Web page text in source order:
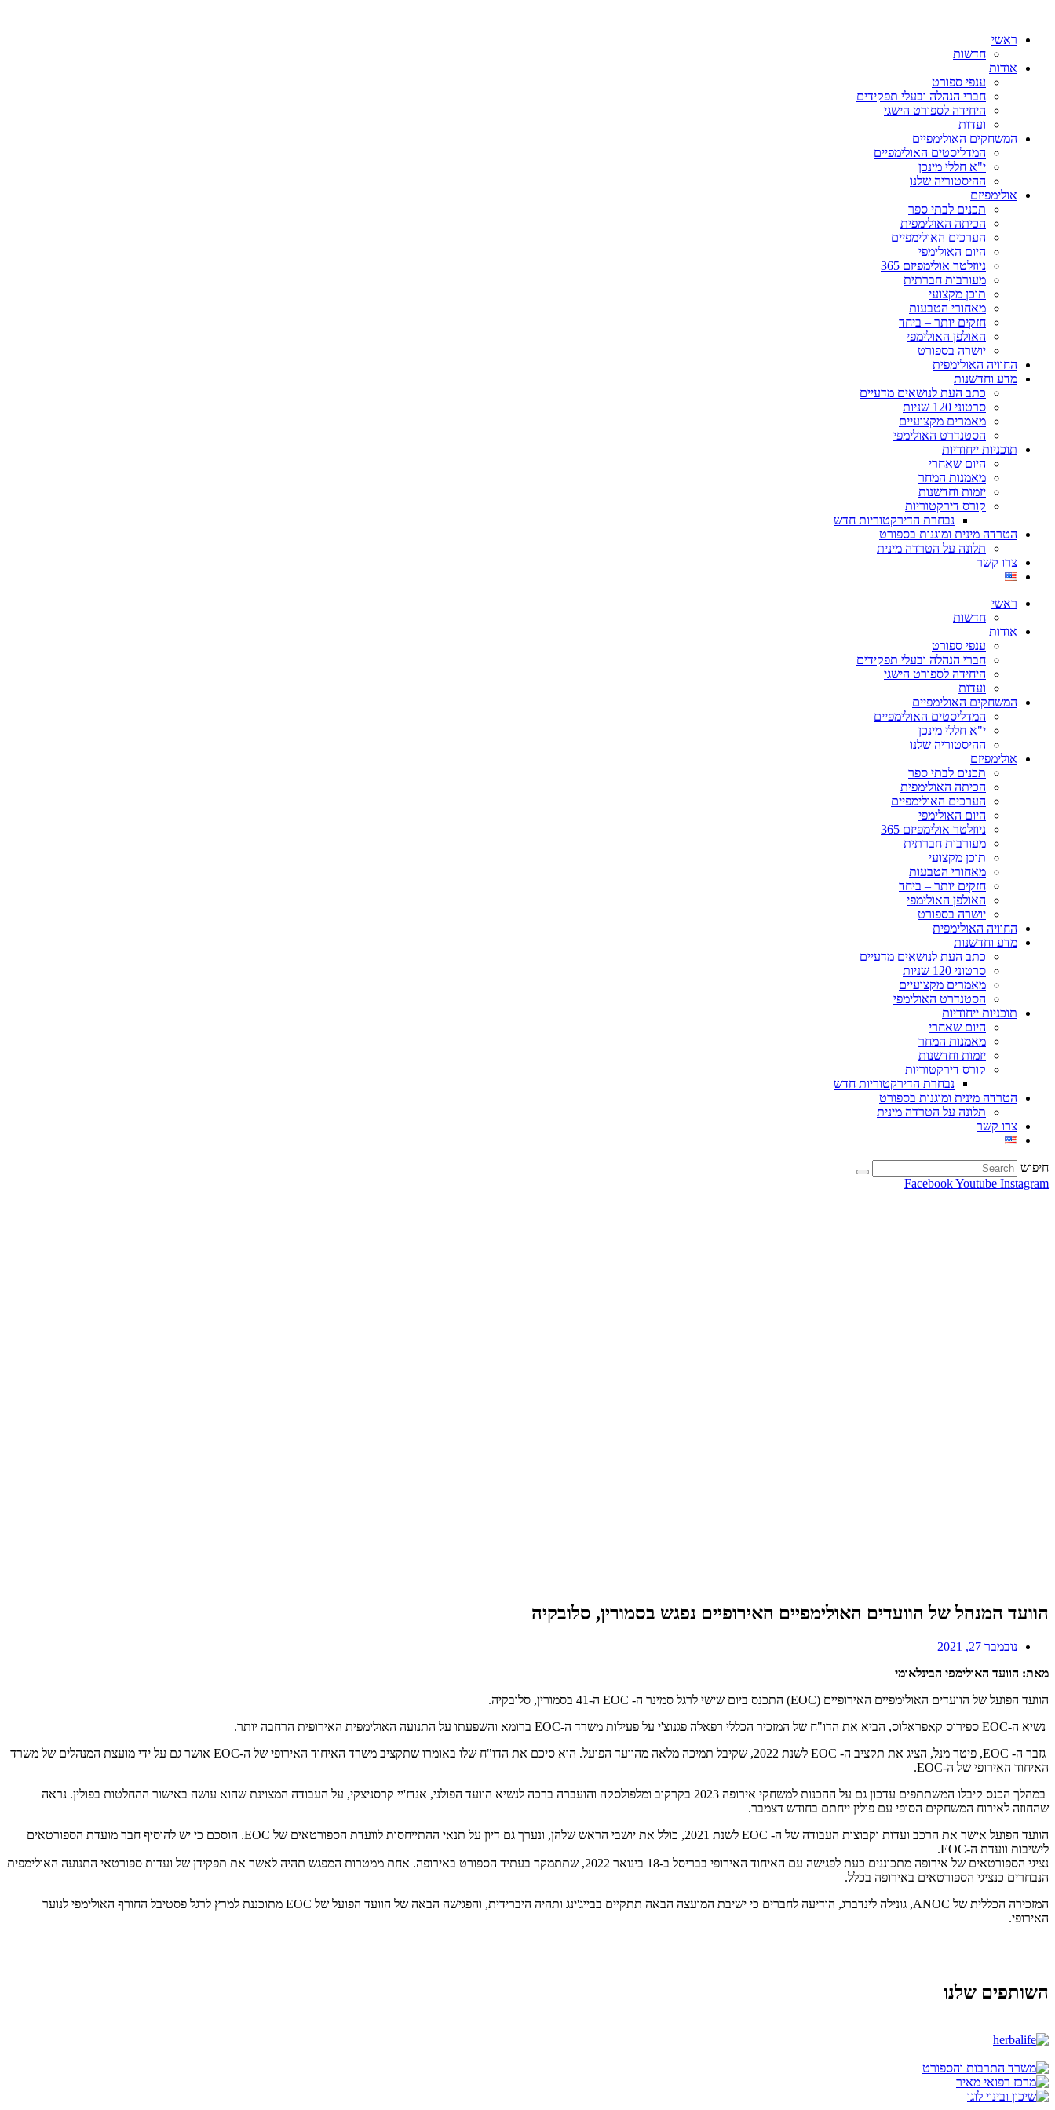
ראשי
חדשות
אודות
ענפי ספורט
חברי הנהלה ובעלי תפקידים
היחידה לספורט הישגי
ועדות
המשחקים האולימפיים
המדליסטים האולימפיים
י"א חללי מינכן
ההיסטוריה שלנו
אולימפיזם
תכנים לבתי ספר
הכיתה האולימפית
הערכים האולימפיים
היום האולימפי
ניוזלטר אולימפיזם 365
מעורבות חברתית
תוכן מקצועי
מאחורי הטבעות
חזקים יותר – ביחד
האולפן האולימפי
יושרה בספורט
החוויה האולימפית
מדע וחדשנות
כתב העת לנושאים מדעיים
סרטוני 120 שניות
מאמרים מקצועיים
הסטנדרט האולימפי
תוכניות ייחודיות
היום שאחרי
מאמנות המחר
יזמות וחדשנות
קורס דירקטוריות
נבחרת הדירקטוריות חדש
הטרדה מינית ומוגנות בספורט
תלונה על הטרדה מינית
צרו קשר
ראשי
חדשות
אודות
ענפי ספורט
חברי הנהלה ובעלי תפקידים
היחידה לספורט הישגי
ועדות
המשחקים האולימפיים
המדליסטים האולימפיים
י"א חללי מינכן
ההיסטוריה שלנו
אולימפיזם
תכנים לבתי ספר
הכיתה האולימפית
הערכים האולימפיים
היום האולימפי
ניוזלטר אולימפיזם 365
מעורבות חברתית
תוכן מקצועי
מאחורי הטבעות
חזקים יותר – ביחד
האולפן האולימפי
יושרה בספורט
החוויה האולימפית
מדע וחדשנות
כתב העת לנושאים מדעיים
סרטוני 120 שניות
מאמרים מקצועיים
הסטנדרט האולימפי
תוכניות ייחודיות
היום שאחרי
מאמנות המחר
יזמות וחדשנות
קורס דירקטוריות
נבחרת הדירקטוריות חדש
הטרדה מינית ומוגנות בספורט
תלונה על הטרדה מינית
צרו קשר
חיפוש
FacebookYoutube Instagram
הוועד המנהל של הוועדים האולימפיים האירופיים נפגש בסמורין, סלובקיה
נובמבר 27, 2021
מאת: הוועד האולימפי הבינלאומי
הוועד הפועל של הוועדים האולימפיים האירופיים (EOC) התכנס ביום שישי לרגל סמינר ה- EOC ה-41 בסמורין, סלובקיה.
נשיא ה-EOC ספירוס קאפראלוס, הביא את הדו"ח של המזכיר הכללי רפאלה פגנוצ'י על פעילות משרד ה-EOC ברומא והשפעתו על התנועה האולימפית האירופית הרחבה יותר.
גזבר ה- EOC, פיטר מנל, הציג את תקציב ה- EOC לשנת 2022, שקיבל תמיכה מלאה מהוועד הפועל. הוא סיכם את הדו"ח שלו באומרו שתקציב משרד האיחוד האירופי של ה-EOC אושר גם על ידי מועצת המנהלים של משרד
האיחוד האירופי של ה-EOC.
במהלך הכנס קיבלו המשתתפים עדכון גם על ההכנות למשחקי אירופה 2023 בקרקוב ומלפולסקה והועברה ברכה לנשיא הוועד הפולני, אנדז'יי קרסניצקי, על העבודה המצוינת שהוא עושה באישור ההחלטות בפולין. נראה
שהחוזה לאירוח המשחקים הסופי עם פולין ייחתם בחודש דצמבר.
הוועד הפועל אישר את הרכב ועדות וקבוצות העבודה של ה- EOC לשנת 2021, כולל את יושבי הראש שלהן, ונערך גם דיון על תנאי ההתייחסות לוועדת הספורטאים של EOC. הוסכם כי יש להוסיף חבר מועדת הספורטאים
לישיבות וועדת ה-EOC.
נציגי הספורטאים של אירופה מתכוננים כעת לפגישה עם האיחוד האירופי בבריסל ב-18 בינואר 2022, שתתמקד בעתיד הספורט באירופה. אחת ממטרות המפגש תהיה לאשר את תפקידן של ועדות ספורטאי התנועה האולימפית
הנבחרים כנציגי הספורטאים באירופה בכלל.
המזכירה הכללית של ANOC, גונילה לינדברג, הודיעה לחברים כי ישיבת המועצה הבאה תתקיים בבייג'ינג ותהיה היברידית, והפגישה הבאה של הוועד הפועל של EOC מתוכננת למרץ לרגל פסטיבל החורף האולימפי לנוער
האירופי.
השותפים שלנו